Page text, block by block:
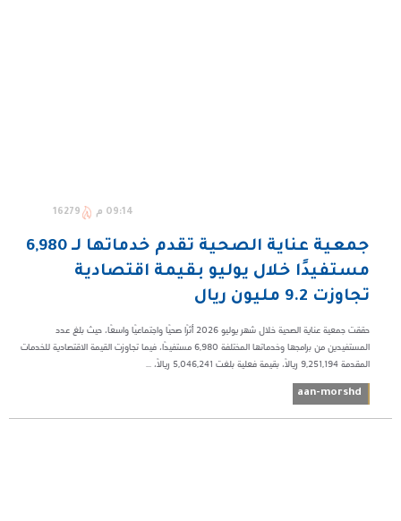
09:14 م 16279
جمعية عناية الصحية تقدم خدماتها لـ 6,980
مستفيدًا خلال يوليو بقيمة اقتصادية
تجاوزت 9.2 مليون ريال
حققت جمعية عناية الصحية خلال شهر يوليو 2026 أثرًا صحيًا واجتماعيًا واسعًا، حيث بلغ عدد
المستفيدين من برامجها وخدماتها المختلفة 6,980 مستفيدًا، فيما تجاوزت القيمة الاقتصادية للخدمات
المقدمة 9,251,194 ريالًا، بقيمة فعلية بلغت 5,046,241 ريالًا، ...
aan-morshd